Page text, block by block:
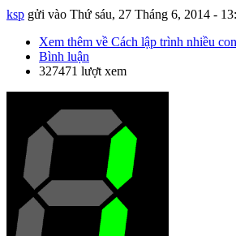
ksp gửi vào Thứ sáu, 27 Tháng 6, 2014 -
Xem thêm về Cách lập trình nhiều
Bình luận
327471 lượt xem